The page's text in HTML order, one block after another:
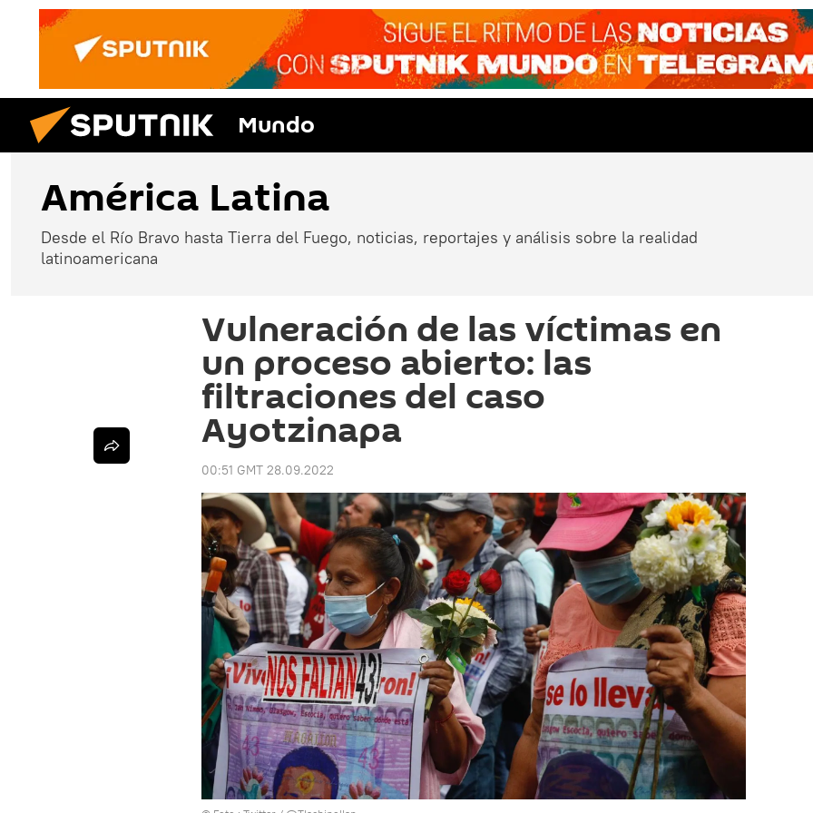
Mundo
América Latina
Desde el Río Bravo hasta Tierra del Fuego, noticias, reportajes y análisis sobre la realidad
latinoamericana
Vulneración de las víctimas en
un proceso abierto: las
filtraciones del caso
Ayotzinapa
00:51 GMT 28.09.2022